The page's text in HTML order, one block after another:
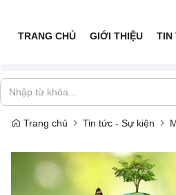
TRANG CHỦ GIỚI THIỆU TIN
Trang chủ Tin tức - Sự kiện